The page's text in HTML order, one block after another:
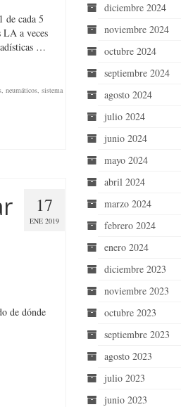
de cada 5
LA a veces
…
, neumáticos, sistema
17
ENE 2019
de dónde
diciembre 2024
noviembre 2024
octubre 2024
septiembre 2024
agosto 2024
julio 2024
junio 2024
mayo 2024
abril 2024
marzo 2024
febrero 2024
enero 2024
diciembre 2023
noviembre 2023
octubre 2023
septiembre 2023
agosto 2023
julio 2023
junio 2023